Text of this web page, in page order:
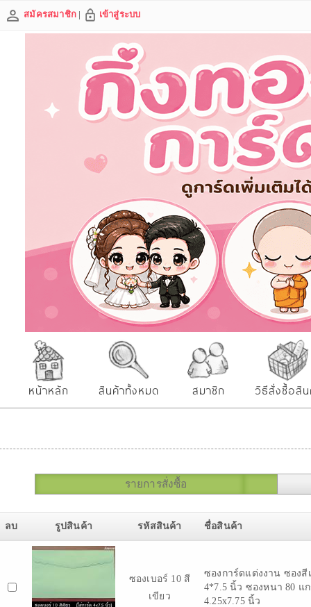
สมัครสมาชิก | เข้าสู่ระบบ
หน้าหลัก สินค้าทั้งหมด สมาชิก วิธีสั่งซื้อสิ
รายการสั่งซื้อ
ลบ รูปสินค้า รหัสสินค้า ชื่อสินค้า
ซองเบอร์ 10 สี
เขียว
ซองการ์ดแต่งงาน ซองสี
4*7.5 นิ้ว ซองหนา 80 แ
4.25x7.75 นิ้ว